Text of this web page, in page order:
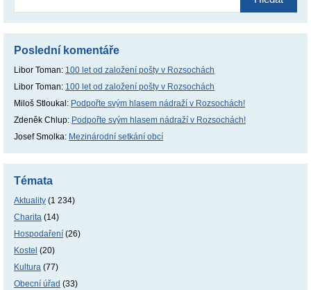
Poslední komentáře
Libor Toman: 100 let od založení pošty v Rozsochách
Libor Toman: 100 let od založení pošty v Rozsochách
Miloš Stloukal : Podpořte svým hlasem nádraží v Rozsochách!
Zdeněk Chlup: Podpořte svým hlasem nádraží v Rozsochách!
Josef Smolka: Mezinárodní setkání obcí
Témata
Aktuality (1 234)
Charita (14)
Hospodaření (26)
Kostel (20)
Kultura (77)
Obecní úřad (33)